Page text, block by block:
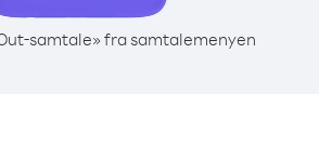
samtale» fra samtalemenyen